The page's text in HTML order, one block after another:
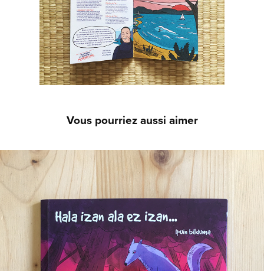
Vous pourriez aussi aimer
IKAS - CD de contes basques